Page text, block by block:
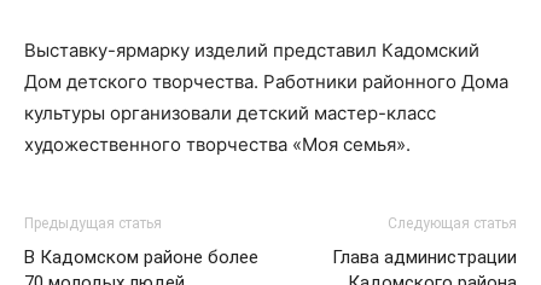
Выставку-ярмарку изделий представил Кадомский
Дом детского творчества. Работники районного Дома
культуры организовали детский мастер-класс
художественного творчества «Моя семья».
Предыдущая статья
В Кадомском районе более
Следующая статья
Глава администрации